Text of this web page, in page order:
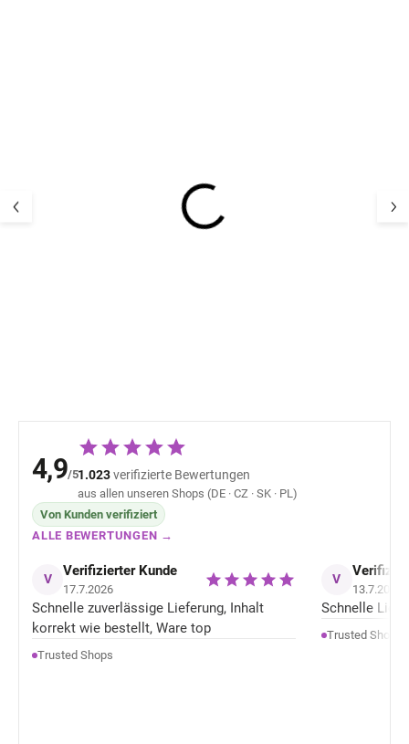
4,9/51.023verifizierte Bewertungen
aus allen unseren Shops (DE · CZ · SK · PL)
Von Kunden verifiziert
ALLE BEWERTUNGEN →
V Verifizierter Kunde
17.7.2026
Schnelle zuverlässige Lieferung, Inhalt
korrekt wie bestellt, Ware top
Trusted Shops
V
13.7.2026
Schnelle
Trusted Shops